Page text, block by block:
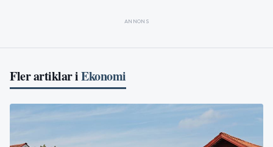
ANNONS
Fler artiklar iEkonomi